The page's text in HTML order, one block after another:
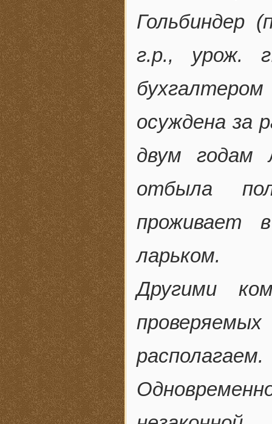
Гольбиндер
г.р., урож.
бухгалтером
осуждена за
двум годам
отбыла
проживает
ларьком.
Другими
располагаем.